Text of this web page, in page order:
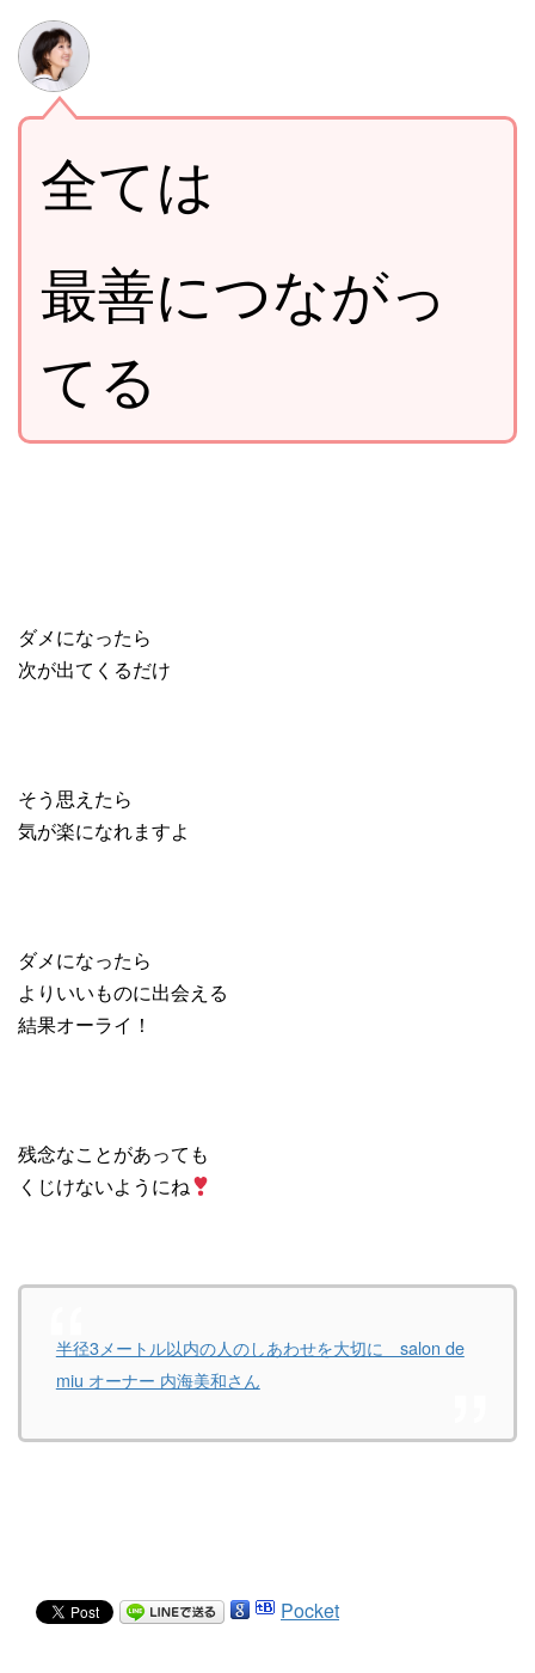
全ては
最善につながっ
てる
ダメになったら
次が出てくるだけ
そう思えたら
気が楽になれますよ
ダメになったら
よりいいものに出会える
結果オーライ！
残念なことがあっても
くじけないようにね
半径3メートル以内の人のしあわせを大切に salon de
miu オーナー 内海美和さん
Pocket